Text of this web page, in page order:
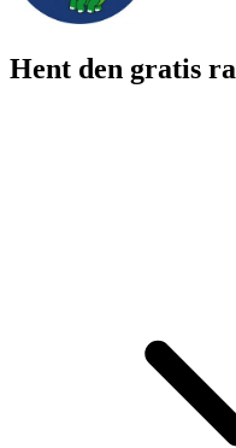
Hent den gratis